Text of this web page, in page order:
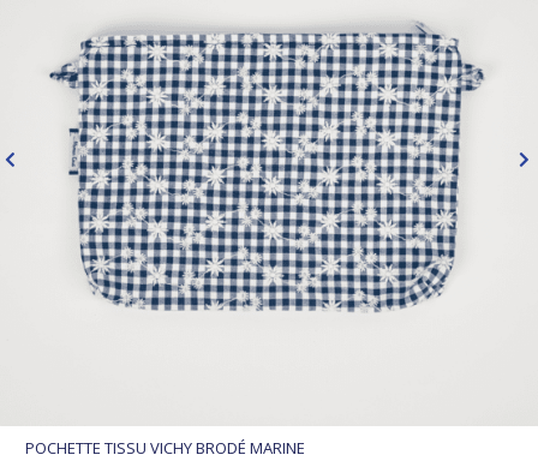
POCHETTE TISSU VICHY BRODÉ MARINE